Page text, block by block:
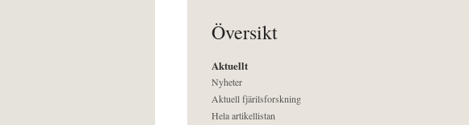
Översikt
Aktuellt
Nyheter
Aktuell fjärilsforskning
Hela artikellistan